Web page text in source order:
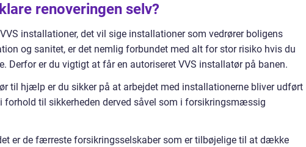
renoveringen selv?
installationer, det vil sige installationer som vedrører boligens
og sanitet, er det nemlig forbundet med alt for stor risiko hvis du
Derfor er du vigtigt at får en autoriseret VVS installatør på banen.
til hjælp er du sikker på at arbejdet med installationerne bliver udført
forhold til sikkerheden derved såvel som i forsikringsmæssig
er de færreste forsikringsselskaber som er tilbøjelige til at dække